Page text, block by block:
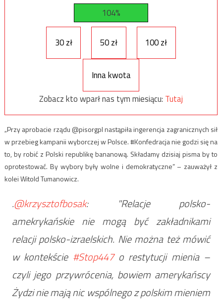
104%
30 zł 50 zł 100 zł
Inna kwota
Zobacz kto wparł nas tym miesiącu: Tutaj
„Przy aprobacie rządu @pisorgpl nastąpiła ingerencja zagranicznych sił
w przebieg kampanii wyborczej w Polsce. #Konfedracja nie godzi się na
to, by robić z Polski republikę bananową. Składamy dzisiaj pisma by to
oprotestować. By wybory były wolne i demokratyczne” – zauważył z
kolei Witold Tumanowicz.
.@krzysztofbosak: "Relacje polsko-
amekrykańskie nie mogą być zakładnikami
relacji polsko-izraelskich. Nie można też mówić
w kontekście #Stop447o restytucji mienia –
czyli jego przywrócenia, bowiem amerykańscy
Żydzi nie mają nic wspólnego z polskim mieniem